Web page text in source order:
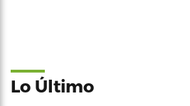
Lo Último